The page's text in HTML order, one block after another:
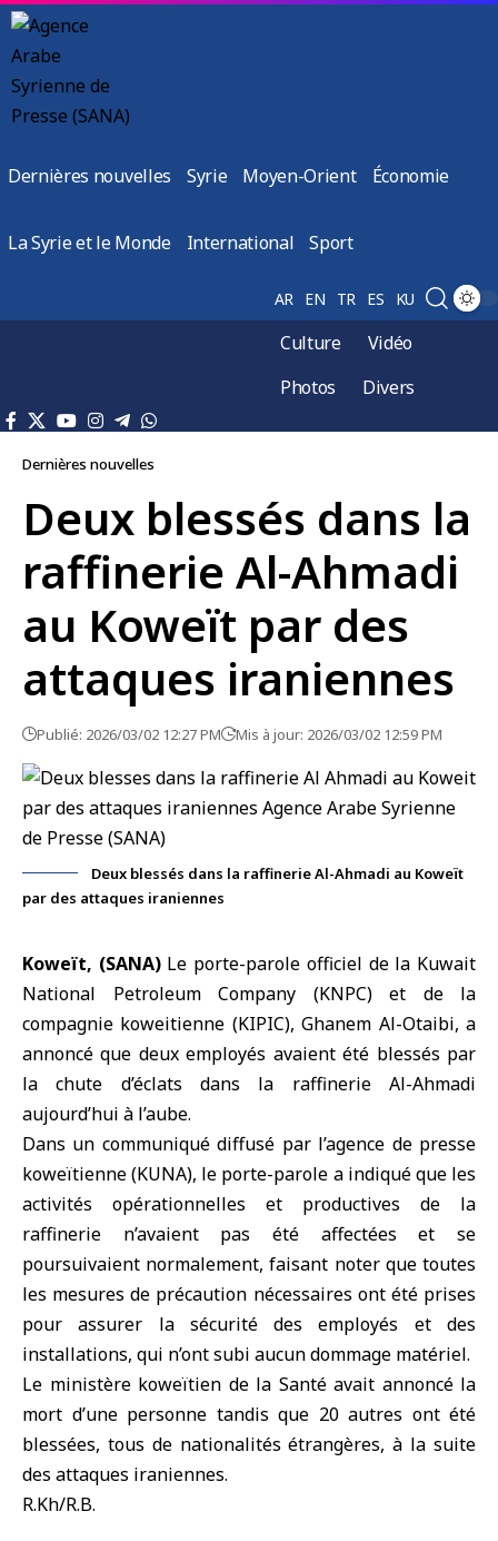
Dernières nouvelles Syrie Moyen-Orient Économie
La Syrie et le Monde International Sport
AR EN TR ES KU
Culture
Vidéo
Photos
Divers
Dernières nouvelles
Deux blessés dans la
raffinerie Al-Ahmadi
au Koweït par des
attaques iraniennes
Publié: 2026/03/02 12:27 PM Mis à jour: 2026/03/02 12:59 PM
Deux blessés dans la raffinerie Al-Ahmadi au Koweït
par des attaques iraniennes
Koweït, (SANA)Le porte-parole officiel de la Kuwait
National Petroleum Company (KNPC) et de la
compagnie koweitienne (KIPIC), Ghanem Al-Otaibi, a
annoncé que deux employés avaient été blessés par
la chute d’éclats dans la raffinerie Al-Ahmadi
aujourd’hui à l’aube.
Dans un communiqué diffusé par l’agence de presse
koweïtienne (KUNA), le porte-parole a indiqué que les
activités opérationnelles et productives de la
raffinerie n’avaient pas été affectées et se
poursuivaient normalement, faisant noter que toutes
les mesures de précaution nécessaires ont été prises
pour assurer la sécurité des employés et des
installations, qui n’ont subi aucun dommage matériel.
Le ministère koweïtien de la Santéavait annoncé la
mort d’une personne tandis que 20 autres ont été
blessées, tous de nationalités étrangères, à la suite
des attaques iraniennes.
R.Kh/R.B.